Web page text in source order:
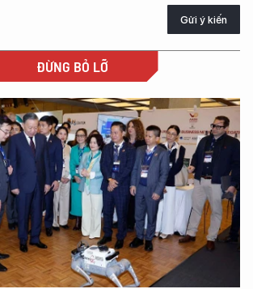
Gửi ý kiến
ĐỪNG BỎ LỠ